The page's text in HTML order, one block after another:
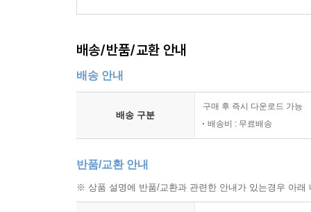
배송/반품/교환 안내
배송 안내
배송 구분
구매 후 즉시 다운로드 가능
배송비 : 무료배송
반품/교환 안내
※ 상품 설명에 반품/교환과 관련한 안내가 있는경우 아